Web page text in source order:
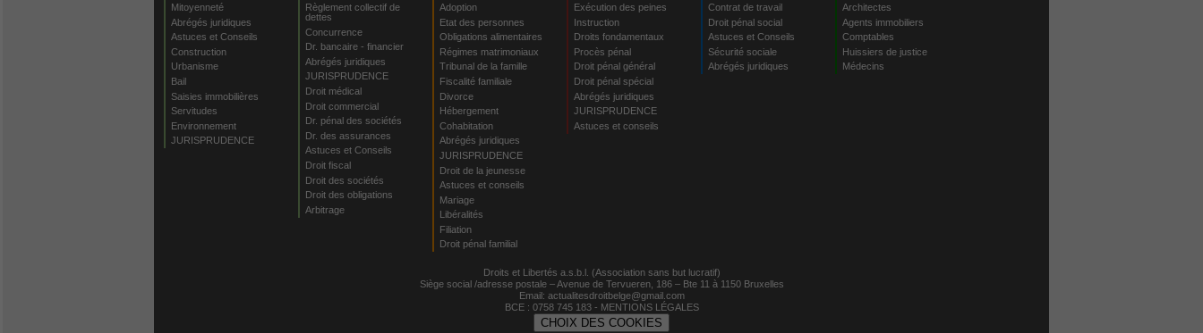
Mitoyenneté
Abrégés juridiques
Astuces et Conseils
Construction
Urbanisme
Bail
Saisies immobilières
Servitudes
Environnement
JURISPRUDENCE
Règlement collectif de
dettes
Concurrence
Dr. bancaire - financier
Abrégés juridiques
JURISPRUDENCE
Droit médical
Droit commercial
Dr. pénal des sociétés
Dr. des assurances
Astuces et Conseils
Droit fiscal
Droit des sociétés
Droit des obligations
Arbitrage
Adoption
Etat des personnes
Obligations alimentaires
Régimes matrimoniaux
Tribunal de la famille
Fiscalité familiale
Divorce
Hébergement
Cohabitation
Abrégés juridiques
JURISPRUDENCE
Droit de la jeunesse
Astuces et conseils
Mariage
Libéralités
Filiation
Droit pénal familial
Exécution des peines
Instruction
Droits fondamentaux
Procès pénal
Droit pénal général
Droit pénal spécial
Abrégés juridiques
JURISPRUDENCE
Astuces et conseils
Contrat de travail
Droit pénal social
Astuces et Conseils
Sécurité sociale
Abrégés juridiques
Architectes
Agents immobiliers
Comptables
Huissiers de justice
Médecins
Droits et Libertés a.s.b.l. (Association sans but lucratif)
Siège social /adresse postale – Avenue de Tervueren, 186 – Bte 11 à 1150 Bruxelles
Email: actualitesdroitbelge@gmail.com
BCE : 0758 745 183 - MENTIONS LÉGALES
CHOIX DES COOKIES